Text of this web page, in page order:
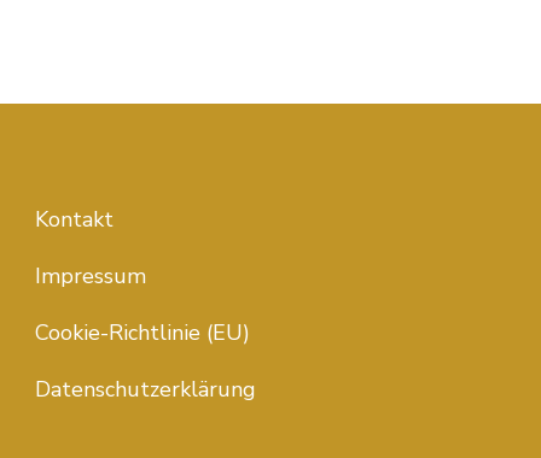
Kontakt
Impressum
Cookie-Richtlinie (EU)
Datenschutzerklärung